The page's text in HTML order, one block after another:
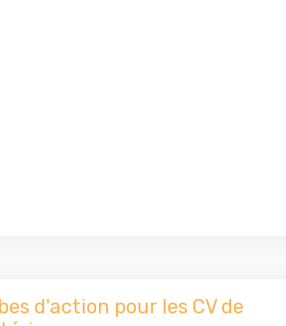
d'action pour les CV de